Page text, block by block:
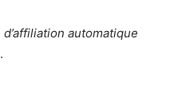
automatique